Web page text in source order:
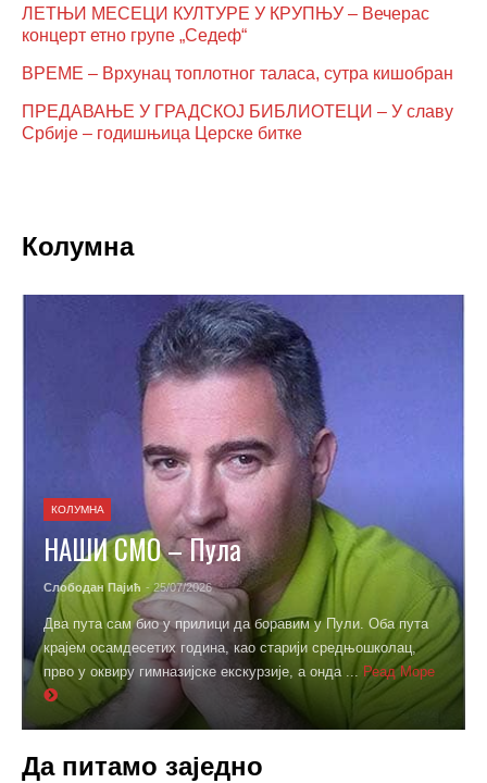
ЛЕТЊИ МЕСЕЦИ КУЛТУРЕ У КРУПЊУ – Вечерас
концерт етно групе „Седеф“
ВРЕМЕ – Врхунац топлотног таласа, сутра кишобран
ПРЕДАВАЊЕ У ГРАДСКОЈ БИБЛИОТЕЦИ – У славу
Србије – годишњица Церске битке
Колумна
КОЛУМНА
НАШИ СМО – Пула
Слободан Пајић - 25/07/2026
Два пута сам био у прилици да боравим у Пули. Оба пута
крајем осамдесетих година, као старији средњошколац,
прво у оквиру гимназијске екскурзије, а онда ... Реад Море
Да питамо заједно